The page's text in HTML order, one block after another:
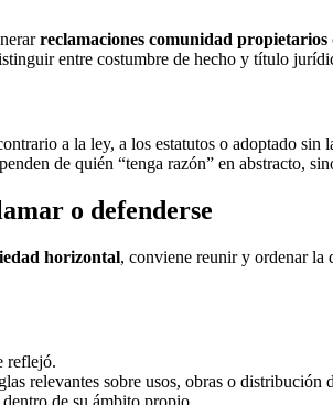
reclamaciones comunidad propietarios
entre costumbre de hecho y título
a la ley, a los estatutos o adoptado
de quién “tenga razón” en abstracto,
o defenderse
horizontal, conviene reunir y ordenar la
reflejó.
relevantes sobre usos, obras o distribución